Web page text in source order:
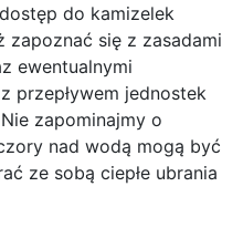
do kamizelek
zapoznać się z zasadami
ewentualnymi
przepływem jednostek
zapominajmy o
nad wodą mogą być
ze sobą ciepłe ubrania